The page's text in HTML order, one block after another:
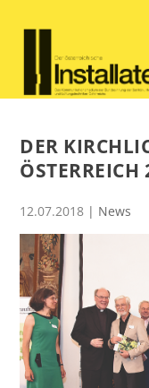
DER
ÖSTERREICH
12.07.2018 | News